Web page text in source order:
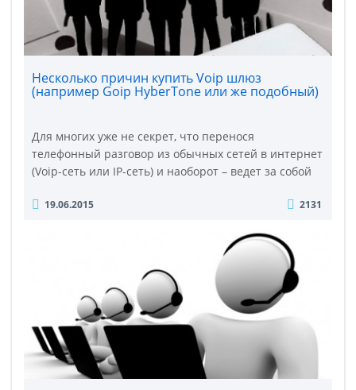
Несколько причин купить Voip шлюз
(например Goip HyberTone или же подобный)
Для многих уже не секрет, что перенося
телефонный разговор из обычных сетей в интернет
(Voip-сеть или IP-сеть) и наоборот – ведет за собой
используется для организации такой системы: VOIP
сетями и Gsm каналом являются Gsm-Voip шлюзы.
Хорошо себя зарекомендовали шлюзы Goip
производителя Хиберт..
19.06.2015 2131